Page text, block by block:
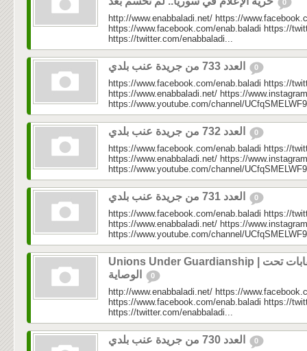
0
http://www.enabbaladi.net/ https://
https://www.facebook.com/enab.baladi https://
https://twitter.com/enabbaladi...
0
https://www.facebook.com/enab.baladi https://
https://www.enabbaladi.net/ https://
https://www.youtube.com/channel/
0
https://www.facebook.com/enab.baladi https://
https://www.enabbaladi.net/ https://
https://www.youtube.com/channel/
0
https://www.facebook.com/enab.baladi https://
https://www.enabbaladi.net/ https://
https://www.youtube.com/channel/
Unions Under Guardianship | نقابات تحت
0
http://www.enabbaladi.net/ https://
https://www.facebook.com/enab.baladi https://
https://twitter.com/enabbaladi...
0